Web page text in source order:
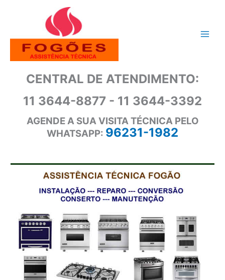
conteúdo
CENTRAL DE ATENDIMENTO:
11 3644-8877 - 11 3644-3392
AGENDE A SUA VISITA TÉCNICA PELO
WHATSAPP: 96231-1982